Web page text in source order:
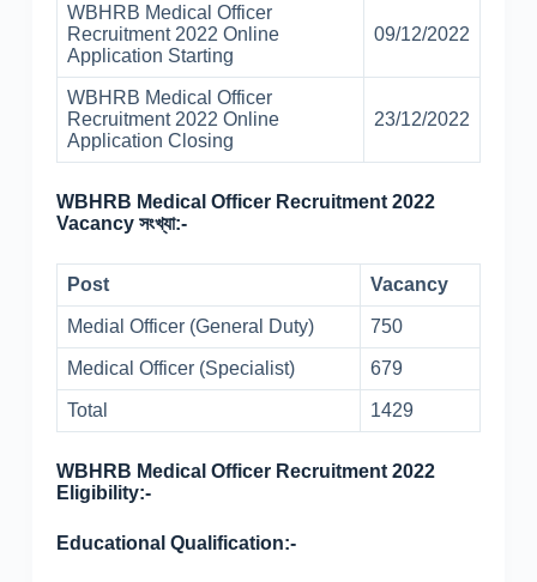
WBHRB Medical Officer
Recruitment 2022 Online
Application Starting
09/12/2022
WBHRB Medical Officer
Recruitment 2022 Online
Application Closing
23/12/2022
WBHRB Medical Officer Recruitment 2022
Vacancy সংখ্যা:-
Post Vacancy
Medial Officer (General Duty) 750
Medical Officer (Specialist) 679
Total 1429
WBHRB Medical Officer Recruitment 2022
Eligibility:-
Educational Qualification:-